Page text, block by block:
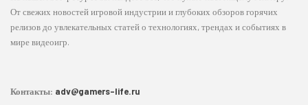
От свежих новостей игровой индустрии и глубоких обзоров горячих
релизов до увлекательных статей о технологиях, трендах и событиях в
мире видеоигр.
Контакты: adv@gamers-life.ru